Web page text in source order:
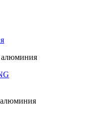
алюминия
алюминия